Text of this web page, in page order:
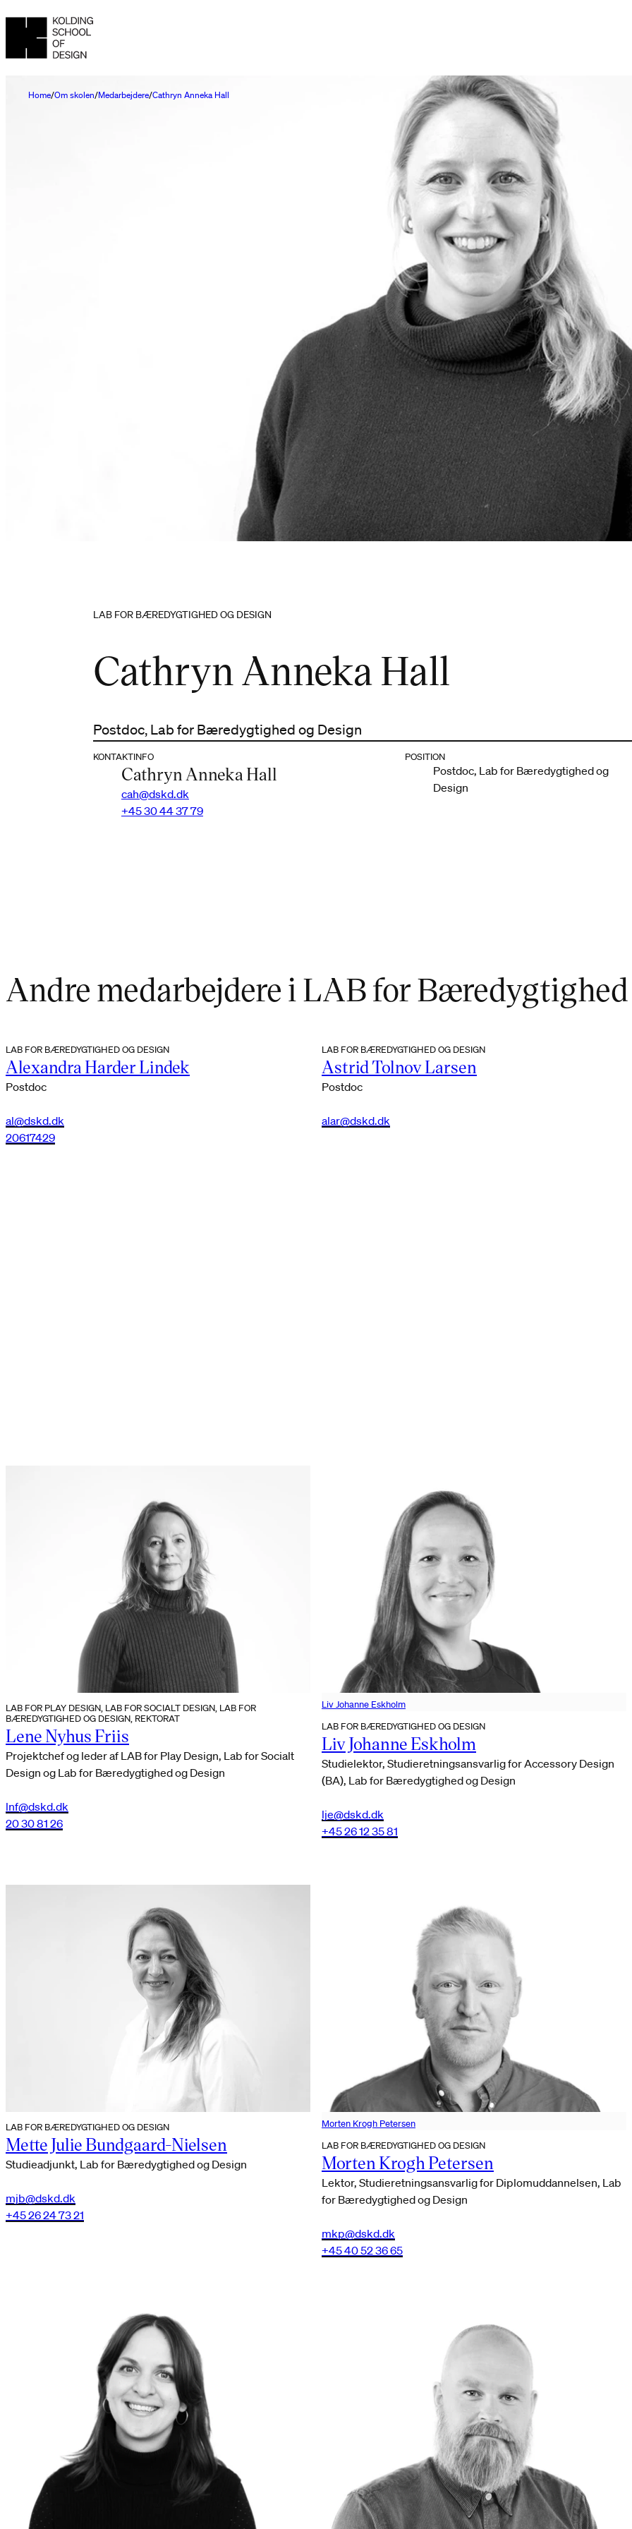
Home Om skolen Medarbejdere Cathryn Anneka Hall
LAB FOR BÆREDYGTIGHED OG DESIGN
Cathryn Anneka Hall
Postdoc, Lab for Bæredygtighed og Design
KONTAKTINFO
Cathryn Anneka Hall
cah@dskd.dk
+45 30 44 37 79
POSITION
Postdoc, Lab for Bæredygtighed og
Design
Andre medarbejdere i LAB for
LAB FOR BÆREDYGTIGHED OG DESIGN
Alexandra Harder Lindek
Postdoc
al@dskd.dk
20617429
LAB FOR BÆREDYGTIGHED OG DESIGN
Astrid Tolnov Larsen
Postdoc
alar@dskd.dk
LAB FOR PLAY DESIGN, LAB FOR SOCIALT DESIGN, LAB FOR
BÆREDYGTIGHED OG DESIGN, REKTORAT
Lene Nyhus Friis
Projektchef og leder af LAB for Play Design, Lab for Socialt
Design og Lab for Bæredygtighed og Design
lnf@dskd.dk
20 30 81 26
Liv Johanne Eskholm
LAB FOR BÆREDYGTIGHED OG DESIGN
Liv Johanne Eskholm
Studielektor, Studieretningsansvarlig for Accessory Design
(BA), Lab for Bæredygtighed og Design
lje@dskd.dk
+45 26 12 35 81
LAB FOR BÆREDYGTIGHED OG DESIGN
Mette Julie Bundgaard-Nielsen
Studieadjunkt, Lab for Bæredygtighed og Design
mjb@dskd.dk
+45 26 24 73 21
Morten Krogh Petersen
LAB FOR BÆREDYGTIGHED OG DESIGN
Morten Krogh Petersen
Lektor, Studieretningsansvarlig for Diplomuddannelsen, Lab
for Bæredygtighed og Design
mkp@dskd.dk
+45 40 52 36 65